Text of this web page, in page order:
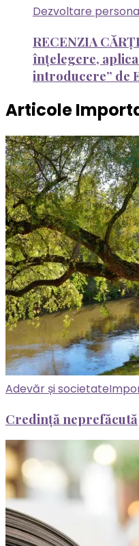
Dezvoltare
RECENZIA
înțelegere,
introducere” de
Articole
Adevăr și societate
Credință neprefăcută